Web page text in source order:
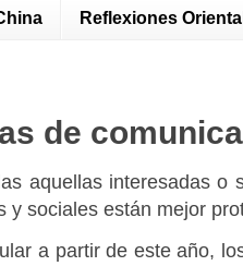
Reflexiones
de
aquellas interesadas
sociales están mejor
a partir de este año,